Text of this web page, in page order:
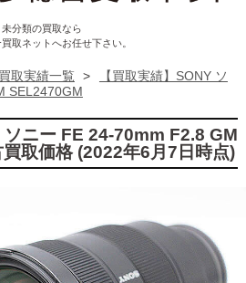
未分類の買取なら
取ネットへお任せ下さい。
買取実績一覧 >
【買取実績】SONY ソ
SEL2470GM
ソニー FE 24-70mm F2.8 GM
取価格 (2022年6月7日時点)